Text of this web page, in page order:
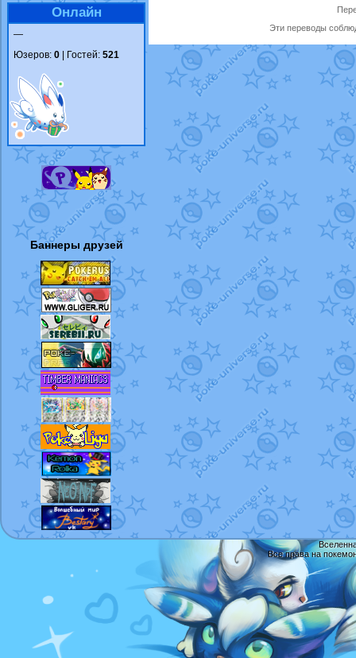
Онлайн
—
Юзеров: 0 | Гостей: 521
Баннеры друзей
Эти переводы
Все права на